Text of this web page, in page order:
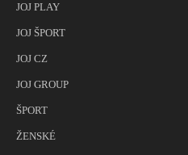
JOJ PLAY
JOJ ŠPORT
JOJ CZ
JOJ GROUP
ŠPORT
ŽENSKÉ